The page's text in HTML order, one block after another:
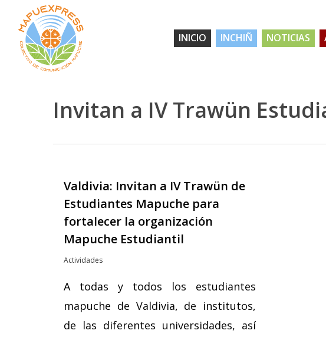
main
content
Hit enter to search or ESC to close
INICIO INCHIÑ NOTICIAS
Invitan a IV Trawün
Valdivia: Invitan a IV Trawün de
Estudiantes Mapuche para
fortalecer la organización
Mapuche Estudiantil
Actividades
A todas y todos los estudiantes
mapuche de Valdivia, de institutos,
de las diferentes universidades, así